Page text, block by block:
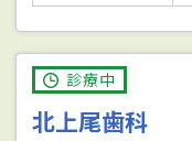
診療中
北上尾歯科